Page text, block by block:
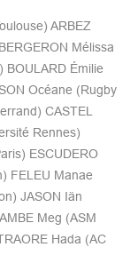
ARBEZ
Mélissa
BOULARD Émilie
Océane (Rugby
CASTEL
Rennes)
ESCUDERO
FELEU Manae
JASON Iän
Meg (ASM
Hada (AC